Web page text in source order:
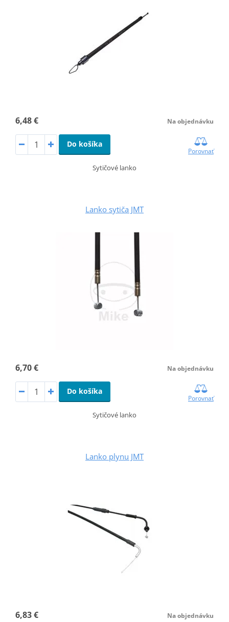
6,48 € Na objednávku
Do košíka
Porovnať
Sytičové lanko
Lanko sytiča JMT
6,70 € Na objednávku
Do košíka
Porovnať
Sytičové lanko
Lanko plynu JMT
6,83 € Na objednávku